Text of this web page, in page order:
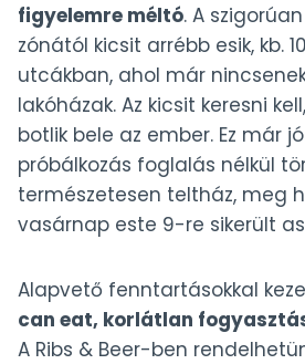
figyelemre méltó. A
zónától kicsit arrébb esik, kb.
utcákban, ahol már
lakóházak. Az kicsit keresni
botlik bele az ember. Ez már jó
próbálkozás foglalás nélkül
természetesen teltház, meg
vasárnap este 9-re sikerült
Alapvető fenntartásokkal
can eat, korlátlan
A Ribs & Beer-ben